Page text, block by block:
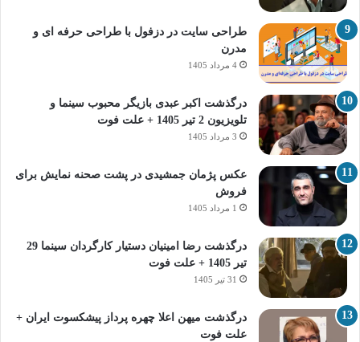
طراحی سایت در دزفول با طراحی حرفه‌ ای و
مدرن
4 مرداد 1405
درگذشت اکبر عبدی بازیگر محبوب سینما و
تلویزیون 2 تیر 1405 + علت فوت
3 مرداد 1405
عکس پژمان جمشیدی در پشت صحنه نمایش برای
فروش
1 مرداد 1405
درگذشت رضا امینیان دستیار کارگردان سینما 29
تیر 1405 + علت فوت
31 تیر 1405
درگذشت میهن اعلا چهره پرداز پیشکسوت ایران +
علت فوت